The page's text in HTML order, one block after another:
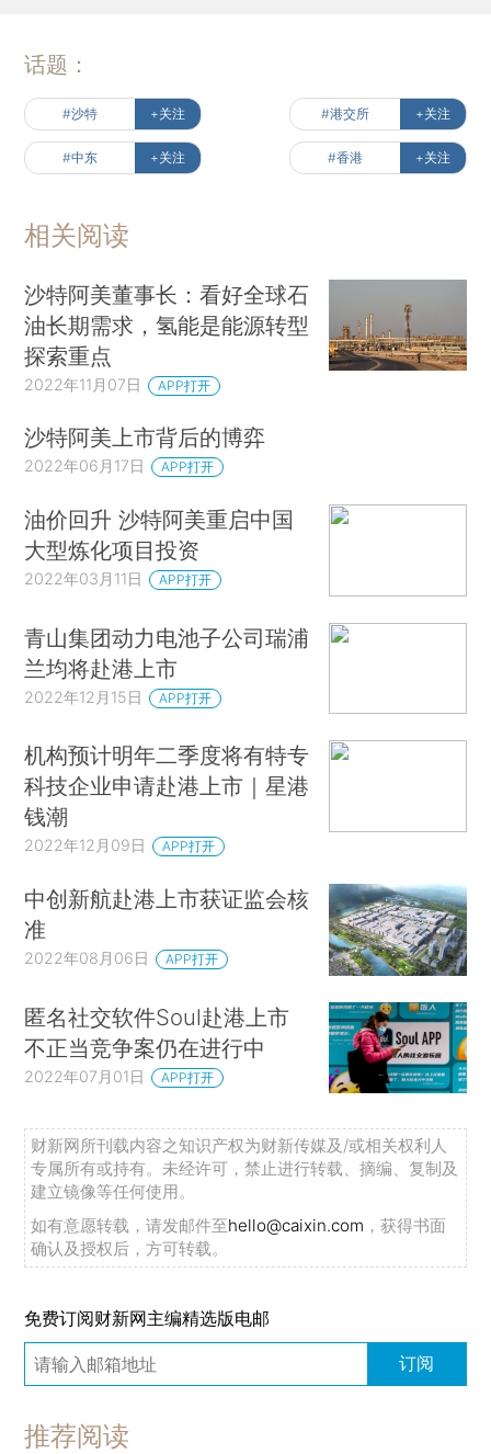
话题：
#沙特 +关注 #港交所 +关注
#中东 +关注 #香港 +关注
相关阅读
沙特阿美董事长：看好全球石
油长期需求，氢能是能源转型
探索重点
2022年11月07日 APP打开
沙特阿美上市背后的博弈
2022年06月17日 APP打开
油价回升 沙特阿美重启中国
大型炼化项目投资
2022年03月11日 APP打开
青山集团动力电池子公司瑞浦
兰均将赴港上市
2022年12月15日 APP打开
机构预计明年二季度将有特专
科技企业申请赴港上市｜星港
钱潮
2022年12月09日 APP打开
中创新航赴港上市获证监会核
准
2022年08月06日 APP打开
匿名社交软件Soul赴港上市
不正当竞争案仍在进行中
2022年07月01日 APP打开
财新网所刊载内容之知识产权为财新传媒及/或相关权利人
专属所有或持有。未经许可，禁止进行转载、摘编、复制及
建立镜像等任何使用。
如有意愿转载，请发邮件至hello@caixin.com ，获得书面
确认及授权后，方可转载。
免费订阅财新网主编精选版电邮
订阅
推荐阅读